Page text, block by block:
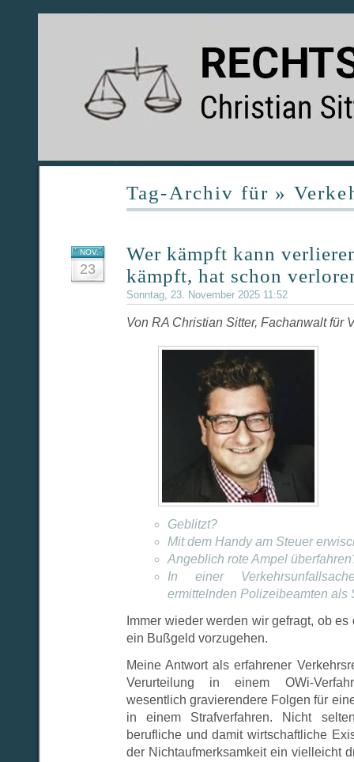
Tag-Archiv für »
NOV.
23
Wer kämpft kann
kämpft, hat schon
Sonntag, 23. November 2025 11:52
Von RA Christian Sitter, Fachanwalt für
Geblitzt?
Mit dem Handy am Steuer
Angeblich rote Ampel
In einer
ermittelnden Polizeibeamten als
Immer wieder werden wir gefragt, ob
ein Bußgeld vorzugehen.
Meine Antwort als erfahrener
Verurteilung in einem OWi-
wesentlich gravierendere Folgen für
in einem Strafverfahren. Nicht
berufliche und damit wirtschaftliche
der Nichtaufmerksamkeit ein vielleicht